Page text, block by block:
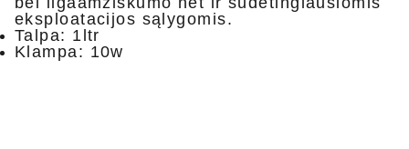
eksploatacijos sąlygomis.
Talpa: 1ltr
Klampa: 10w